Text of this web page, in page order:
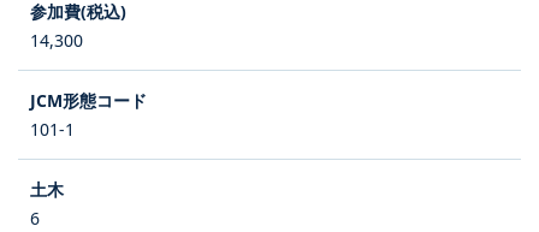
14,300
101-1
6